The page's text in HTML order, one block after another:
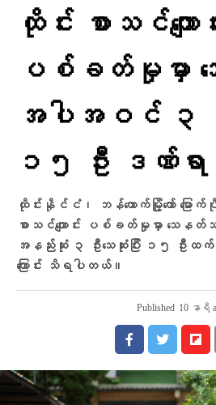
ထိုင်း စာသင်ကျော
ပစ်ခတ်မှုမှာ သ
အပါအဝင် ၃ ဦ
၁၅ ဦး ဒဏ်ရ
ထိုင်းနိုင်ငံ၊ ဘန်ကောက်မြို့တော် မြောက်ပို
စာသင်ကျောင်း ပစ်ခတ်မှုမှာ သေနတ်
အနည်းဆုံး ၃ ဦးသေဆုံးပြီး ၁၅ ဦ
ကြောင်း သိရပါတယ်။
Published 10 နာရီ